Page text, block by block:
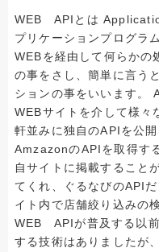
WEB APIとは
プリケーションプログラ
WEBを経由して何らかの
の事をさし、簡単に言う
ションの事をいいます。
WEBサイトを介して様々
軒並みに独自のAPIを公
AmzazonのAPIを取得す
自サイトに掲載すること
てくれ、ぐるなびのAPI
イト内で店舗絞り込みの
WEB APIが普及する以
する技術はありましたが